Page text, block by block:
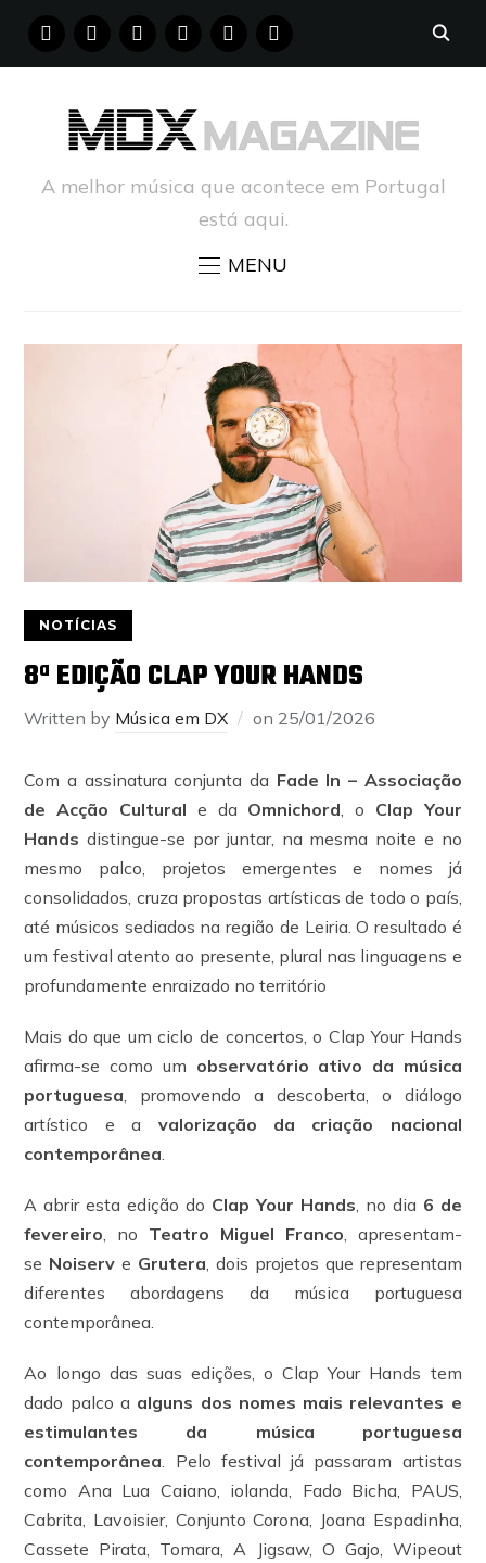
FACEBOOKINSTAGRAM
YOUTUBE PINTERESTTUMBLR
A melhor música que acontece em Portugal
está aqui.
MENU
NOTÍCIAS
8ª EDIÇÃO CLAP YOUR HANDS
Written by Música em DX on 25/01/2026
Com a assinatura conjunta da Fade In – Associação
de Acção Cultural e da Omnichord , o Clap Your
Hands distingue-se por juntar, na mesma noite e no
mesmo palco, projetos emergentes e nomes já
consolidados, cruza propostas artísticas de todo o país,
até músicos sediados na região de Leiria. O resultado é
um festival atento ao presente, plural nas linguagens e
profundamente enraizado no território
Mais do que um ciclo de concertos, o Clap Your Hands
afirma-se como um observatório ativo da música
portuguesa , promovendo a descoberta, o diálogo
artístico e a valorização da criação nacional
contemporânea
A abrir esta edição do Clap Your Hands , no dia 6 de
fevereiro , no Teatro Miguel Franco , apresentam-
se Noiserv e Grutera , dois projetos que representam
diferentes abordagens da música portuguesa
contemporânea.
Ao longo das suas edições, o Clap Your Hands tem
dado palco a alguns dos nomes mais relevantes e
estimulantes da música portuguesa
contemporânea . Pelo festival já passaram artistas
como Ana Lua Caiano, iolanda, Fado Bicha, PAUS,
Cabrita, Lavoisier, Conjunto Corona, Joana Espadinha,
Cassete Pirata, Tomara, A Jigsaw, O Gajo, Wipeout